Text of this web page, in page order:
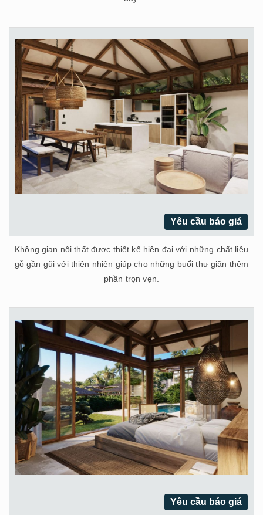
Yêu cầu báo giá
Không gian nội thất được thiết kế hiện đại với những chất liệu
gỗ gần gũi với thiên nhiên giúp cho những buổi thư giãn thêm
phần trọn vẹn.
Yêu cầu báo giá